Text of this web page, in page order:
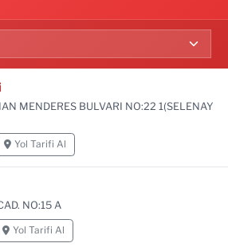
MENDERES BULVARI NO:22 1(SELENAY
Yol Tarifi Al
NO:15 A
Yol Tarifi Al